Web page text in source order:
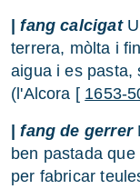
|fang calcigat
terrera, mòlta i
aigua i es
(l'Alcora [ 1653-
|fang de gerrer
ben pastada
per fabricar